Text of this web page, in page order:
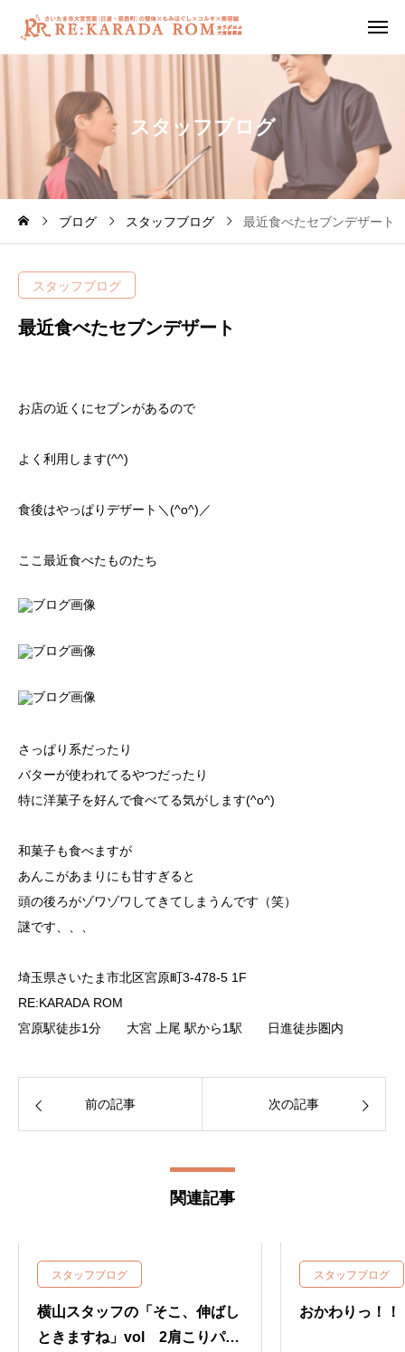
ス タ ッ フブロ グ
ブログ スタッフブログ 最近食べたセブンデザート
スタッフブログ
最近食べたセブンデザート
お店の近くにセブンがあるので
よく利用します(^^)
食後はやっぱりデザート＼(^o^)／
ここ最近食べたものたち
さっぱり系だったり
バターが使われてるやつだったり
特に洋菓子を好んで食べてる気がします(^o^)
和菓子も食べますが
あんこがあまりにも甘すぎると
頭の後ろがゾワゾワしてきてしまうんです（笑）
謎です、、、
埼玉県さいたま市北区宮原町3-478-5 1F
RE:KARADA ROM
宮原駅徒歩1分 大宮 上尾 駅から1駅 日進徒歩圏内
前の記事 次の記事
関連記事
スタッフブログ
横山スタッフの「そこ、伸ばし
ときますね」vol 2肩こりパー
スタッフブログ
おかわりっ！！